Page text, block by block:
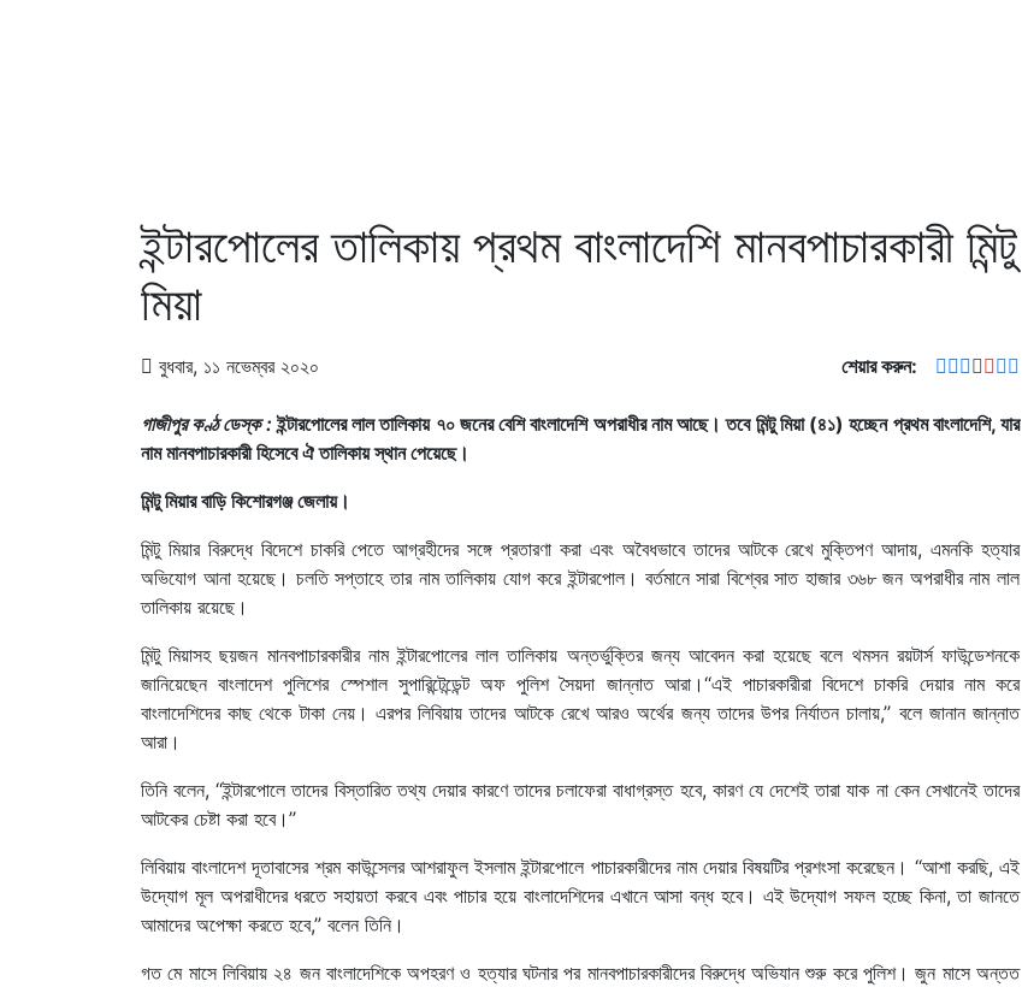
ইন্টারপোলের তালিকায় প্রথম বাংলাদেশি মানবপাচারকারী মিন্টু
মিয়া
বুধবার, ১১ নভেম্বর ২০২০ শেয়ার করুন:
গাজীপুর কণ্ঠ ডেস্ক :ইন্টারপোলের লাল তালিকায় ৭০ জনের বেশি বাংলাদেশি অপরাধীর নাম আছে। তবে মিন্টু মিয়া (৪১) হচ্ছেন প্রথম বাংলাদেশি, যার
নাম মানবপাচারকারী হিসেবে ঐ তালিকায় স্থান পেয়েছে।
মিন্টু মিয়ার বাড়ি কিশোরগঞ্জ জেলায়।
মিন্টু মিয়ার বিরুদ্ধে বিদেশে চাকরি পেতে আগ্রহীদের সঙ্গে প্রতারণা করা এবং অবৈধভাবে তাদের আটকে রেখে মুক্তিপণ আদায়, এমনকি হত্যার
অভিযোগ আনা হয়েছে। চলতি সপ্তাহে তার নাম তালিকায় যোগ করে ইন্টারপোল। বর্তমানে সারা বিশ্বের সাত হাজার ৩৬৮ জন অপরাধীর নাম লাল
তালিকায় রয়েছে।
মিন্টু মিয়াসহ ছয়জন মানবপাচারকারীর নাম ইন্টারপোলের লাল তালিকায় অন্তর্ভুক্তির জন্য আবেদন করা হয়েছে বলে থমসন রয়টার্স ফাউন্ডেশনকে
জানিয়েছেন বাংলাদেশ পুলিশের স্পেশাল সুপারিন্টেন্ডেন্ট অফ পুলিশ সৈয়দা জান্নাত আরা।‘‘এই পাচারকারীরা বিদেশে চাকরি দেয়ার নাম করে
বাংলাদেশিদের কাছ থেকে টাকা নেয়। এরপর লিবিয়ায় তাদের আটকে রেখে আরও অর্থের জন্য তাদের উপর নির্যাতন চালায়,’’ বলে জানান জান্নাত
আরা।
তিনি বলেন, ‘‘ইন্টারপোলে তাদের বিস্তারিত তথ্য দেয়ার কারণে তাদের চলাফেরা বাধাগ্রস্ত হবে, কারণ যে দেশেই তারা যাক না কেন সেখানেই তাদের
আটকের চেষ্টা করা হবে।’’
লিবিয়ায় বাংলাদেশ দূতাবাসের শ্রম কাউন্সেলর আশরাফুল ইসলাম ইন্টারপোলে পাচারকারীদের নাম দেয়ার বিষয়টির প্রশংসা করেছেন। ‘‘আশা করছি, এই
উদ্যোগ মূল অপরাধীদের ধরতে সহায়তা করবে এবং পাচার হয়ে বাংলাদেশিদের এখানে আসা বন্ধ হবে। এই উদ্যোগ সফল হচ্ছে কিনা, তা জানতে
আমাদের অপেক্ষা করতে হবে,” বলেন তিনি।
গত মে মাসে লিবিয়ায় ২৪ জন বাংলাদেশিকে অপহরণ ও হত্যার ঘটনার পর মানবপাচারকারীদের বিরুদ্ধে অভিযান শুরু করে পুলিশ। জুন মাসে অন্তত